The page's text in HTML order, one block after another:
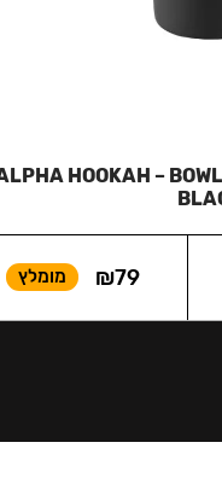
HOOKAH –
₪79 מומלץ